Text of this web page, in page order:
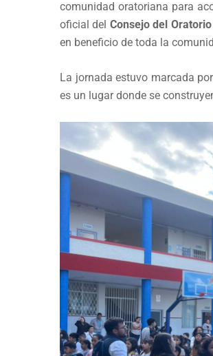
comunidad oratoriana para
oficial del Consejo del
en beneficio de toda la
La jornada estuvo marcada
es un lugar donde se